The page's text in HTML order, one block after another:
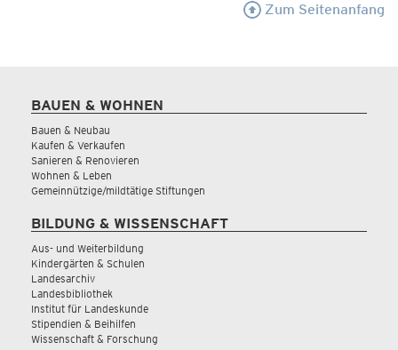
Zum Seitenanfang
BAUEN & WOHNEN
Bauen & Neubau
Kaufen & Verkaufen
Sanieren & Renovieren
Wohnen & Leben
Gemeinnützige/mildtätige Stiftungen
BILDUNG & WISSENSCHAFT
Aus- und Weiterbildung
Kindergärten & Schulen
Landesarchiv
Landesbibliothek
Institut für Landeskunde
Stipendien & Beihilfen
Wissenschaft & Forschung